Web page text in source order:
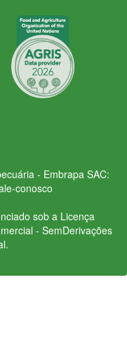
- Embrapa SAC:
conosco
sob a Licença
- SemDerivações